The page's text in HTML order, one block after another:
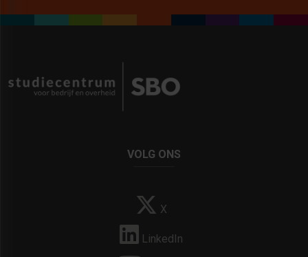
VOLG ONS
X
LinkedIn